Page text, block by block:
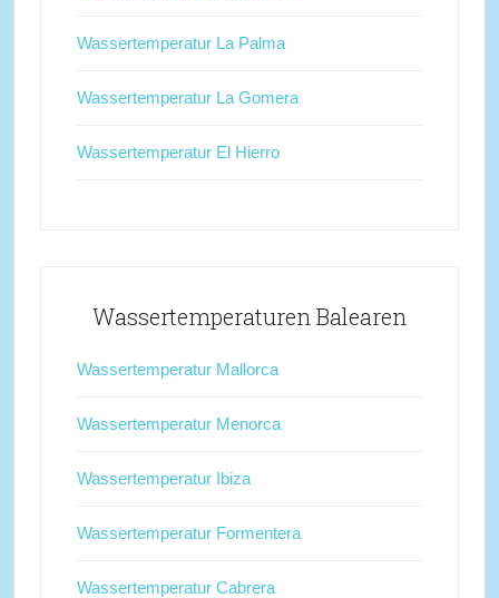
Wassertemperatur La Palma
Wassertemperatur La Gomera
Wassertemperatur El Hierro
Wassertemperaturen Balearen
Wassertemperatur Mallorca
Wassertemperatur Menorca
Wassertemperatur Ibiza
Wassertemperatur Formentera
Wassertemperatur Cabrera